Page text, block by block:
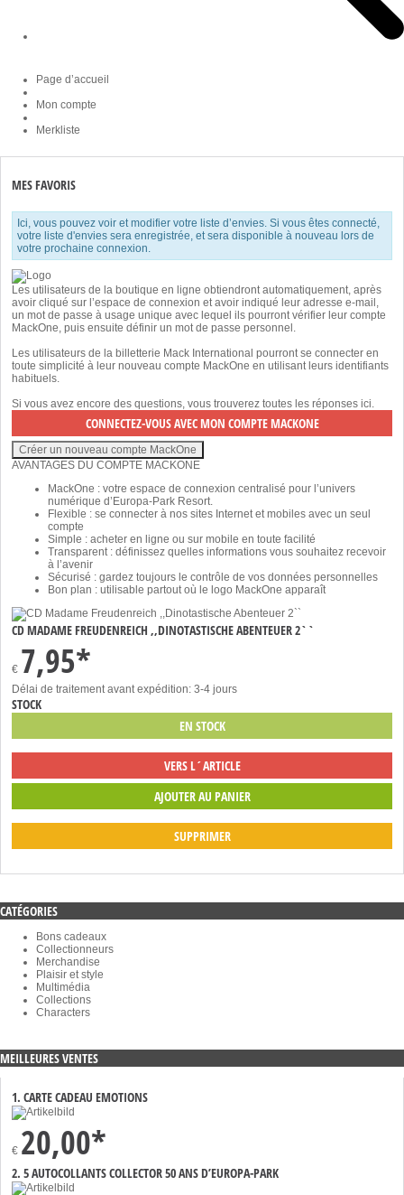
Page d’accueil
Mon compte
Merkliste
MES FAVORIS
Ici, vous pouvez voir et modifier votre liste d’envies. Si vous êtes connecté,
votre liste d'envies sera enregistrée, et sera disponible à nouveau lors de
votre prochaine connexion.
Les utilisateurs de la boutique en ligne obtiendront automatiquement, après
avoir cliqué sur l’espace de connexion et avoir indiqué leur adresse e-mail,
un mot de passe à usage unique avec lequel ils pourront vérifier leur compte
MackOne, puis ensuite définir un mot de passe personnel.
Les utilisateurs de la billetterie Mack International pourront se connecter en
toute simplicité à leur nouveau compte MackOne en utilisant leurs identifiants
habituels.
Si vous avez encore des questions, vous trouverez toutes les réponses ici
AVANTAGES DU COMPTE MACKONE
MackOne : votre espace de connexion centralisé pour l’univers
numérique d’Europa-Park Resort.
Flexible : se connecter à nos sites Internet et mobiles avec un seul
compte
Simple : acheter en ligne ou sur mobile en toute facilité
Transparent : définissez quelles informations vous souhaitez recevoir
à l’avenir
Sécurisé : gardez toujours le contrôle de vos données personnelles
Bon plan : utilisable partout où le logo MackOne apparaît
CD MADAME FREUDENREICH ,,DINOTASTISCHE ABENTEUER 2``
€ 7,95*
Délai de traitement avant expédition: 3-4 jours
STOCK
EN STOCK
VERS L´ARTICLE
SUPPRIMER
CATÉGORIES
Bons cadeaux
Collectionneurs
Merchandise
Plaisir et style
Multimédia
Collections
Characters
MEILLEURES VENTES
1. CARTE CADEAU EMOTIONS
€ 20,00*
2. 5 AUTOCOLLANTS COLLECTOR 50 ANS D’EUROPA-PARK